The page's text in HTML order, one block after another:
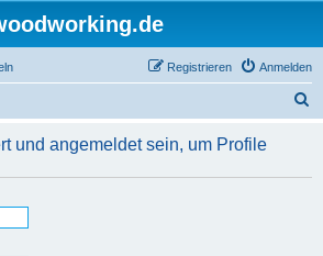
Anmelden
Registrieren
h
und angemeldet sein, um Profile